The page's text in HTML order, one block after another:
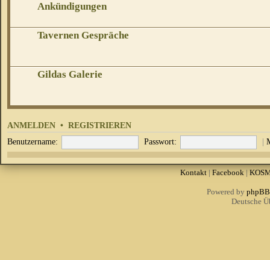
Ankündigungen
Tavernen Gespräche
Gildas Galerie
ANMELDEN • REGISTRIEREN
Benutzername: Passwort: |
Kontakt| Facebook|
Powered by phpBB
Deutsche